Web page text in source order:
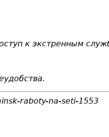
к экстренным
raboty-na-seti-1553